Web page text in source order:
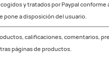
y tratados por Paypal
pone a disposición del usuario.
calificaciones, comentarios,
páginas de productos.